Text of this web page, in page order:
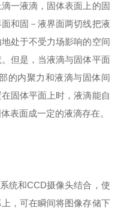
一液滴，固体表面上的固
和固－液界面两切线把液
处于不受力场影响的空间
但是，当液滴与固体平面
的内聚力和液滴与固体间
固体平面上时，液滴能自
表面成一定的液滴存在。
和CCD摄像头结合，使
，可在瞬间将图像存储下